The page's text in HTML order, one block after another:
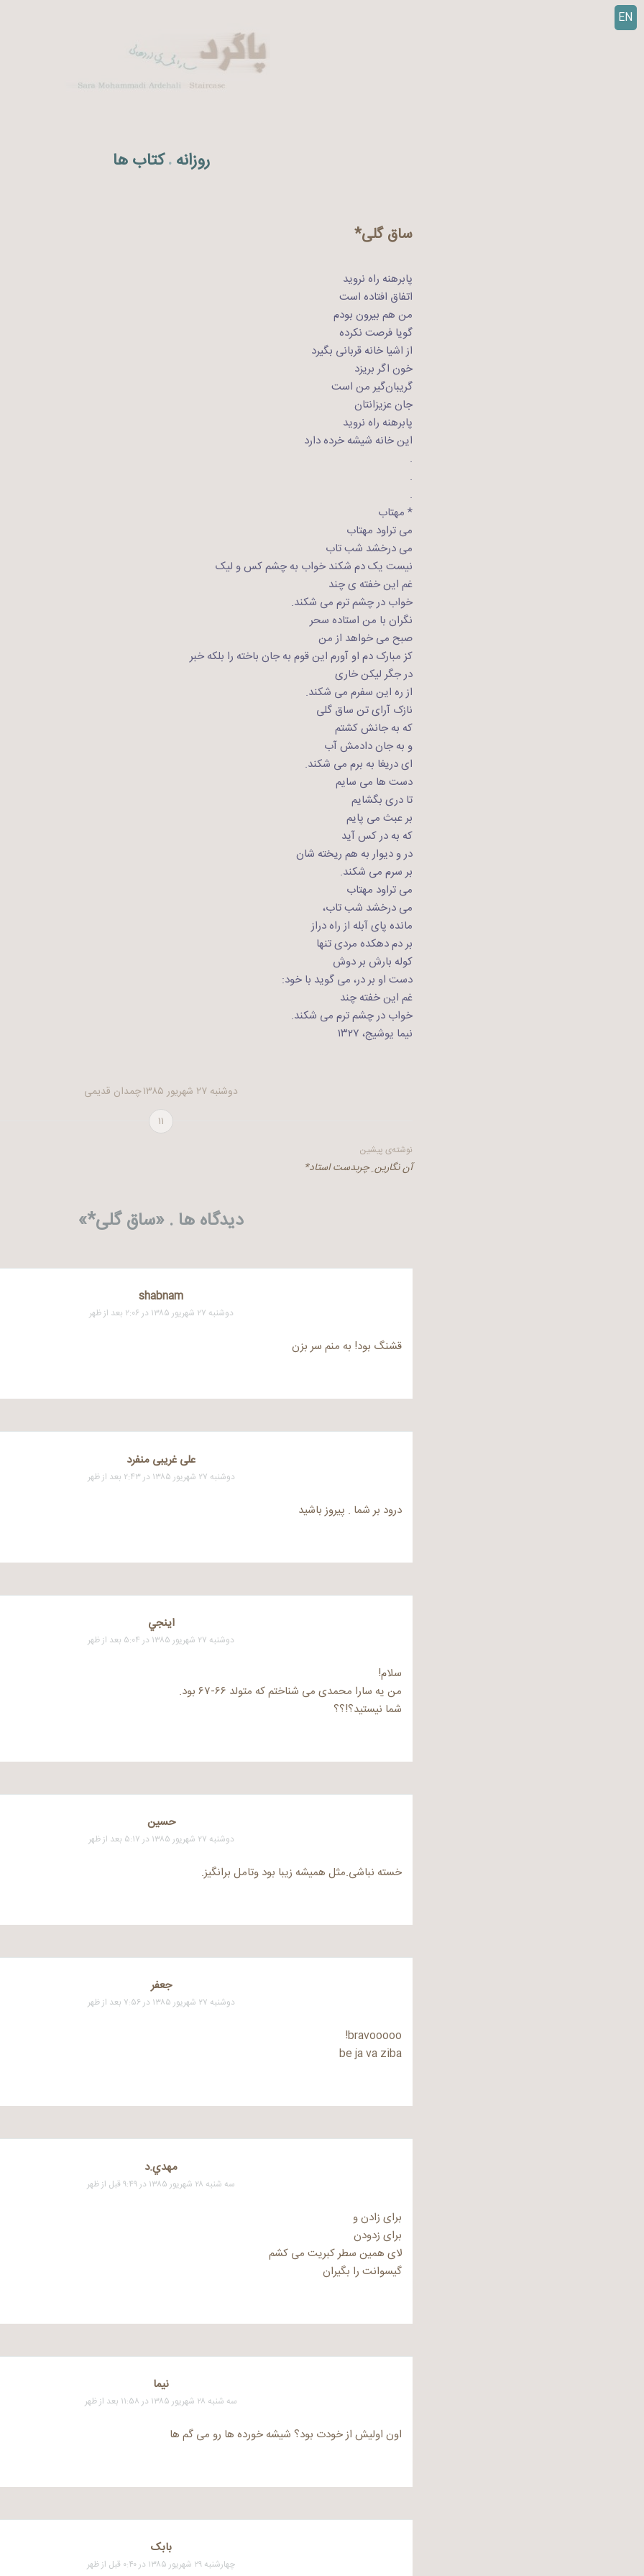
EN
روزانه . کتاب ها
ساق گلی*
پابرهنه راه نروید
اتفاق افتاده است
من هم بیرون بودم
گویا فرصت نکرده
از اشیا خانه قربانی بگیرد
خون اگر بریزد
گریبان‌گیر من است
جان عزیزانتان
پابرهنه راه نروید
این خانه شیشه خرده دارد
.
.
.
* مهتاب
می تراود مهتاب
می درخشد شب تاب
نیست یک دم شکند خواب به چشم کس و لیک
غم این خفته ی چند
خواب در چشم ترم می شکند.
نگران با من استاده سحر
صبح می خواهد از من
کز مبارک دم او آورم این قوم به جان باخته را بلکه خبر
در جگر لیکن خاری
از ره این سفرم می شکند.
نازک آرای تن ساق گلی
که به جانش کشتم
و به جان دادمش آب
ای دریغا به برم می شکند.
دست ها می سایم
تا دری بگشایم
بر عبث می پایم
که به در کس آید
در و دیوار به هم ریخته شان
بر سرم می شکند.
می تراود مهتاب
می درخشد شب تاب،
مانده پای آبله از راه دراز
بر دم دهکده مردی تنها
کوله بارش بر دوش
دست او بر در، می گوید با خود:
غم این خفته چند
خواب در چشم ترم می شکند.
نیما یوشیج، ۱۳۲۷
دوشنبه ۲۷ شهریور ۱۳۸۵
چمدان قدیمی
۱۱
راهبری
نوشته‌ی پیشین
آن نگارین ِ چربدست استاد*
دیدگاه ها . «ساق گلی*»
shabnam
دوشنبه ۲۷ شهریور ۱۳۸۵ در ۲:۰۶ بعد از ظهر
قشنگ بود! به منم سر بزن
علی غریبی منفرد
دوشنبه ۲۷ شهریور ۱۳۸۵ در ۲:۴۳ بعد از ظهر
درود بر شما . پیروز باشید
اينجي
دوشنبه ۲۷ شهریور ۱۳۸۵ در ۵:۰۴ بعد از ظهر
سلام!
من یه سارا محمدی می شناختم که متولد ۶۶-۶۷ بود.
شما نیستید؟!؟؟
حسین
دوشنبه ۲۷ شهریور ۱۳۸۵ در ۵:۱۷ بعد از ظهر
خسته نباشی.مثل همیشه زیبا بود وتامل برانگیز.
جعفر
دوشنبه ۲۷ شهریور ۱۳۸۵ در ۷:۵۶ بعد از ظهر
bravooooo!
be ja va ziba
مهدي.د
سه شنبه ۲۸ شهریور ۱۳۸۵ در ۹:۴۹ قبل از ظهر
برای زادن و
برای زدودن
لای همین سطر کبریت می کشم
گیسوانت را بگیران
نیما
سه شنبه ۲۸ شهریور ۱۳۸۵ در ۱۱:۵۸ بعد از ظهر
اون اولیش از خودت بود؟ شیشه خورده ها رو می گم ها
بابک
چهارشنبه ۲۹ شهریور ۱۳۸۵ در ۰:۴۰ قبل از ظهر